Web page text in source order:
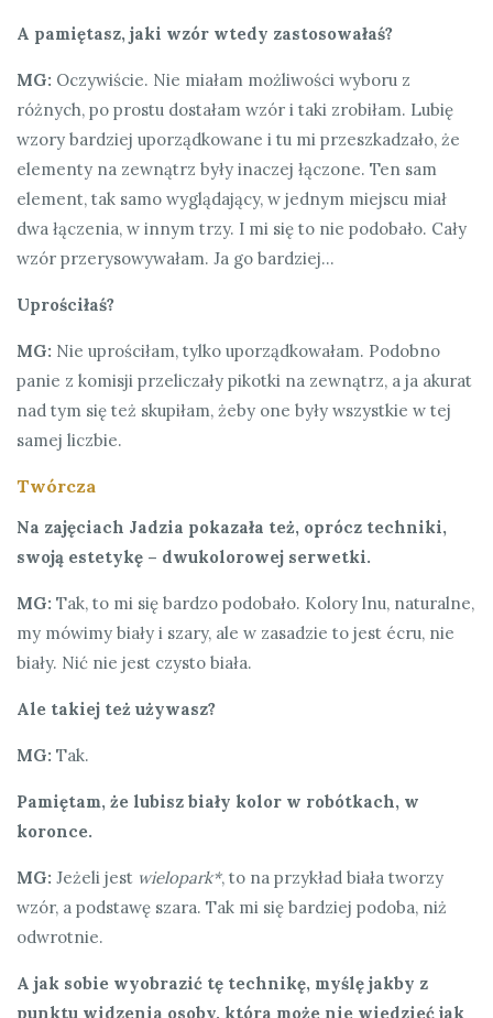
A pamiętasz, jaki wzór wtedy zastosowałaś?
MG: Oczywiście. Nie miałam możliwości wyboru z
różnych, po prostu dostałam wzór i taki zrobiłam. Lubię
wzory bardziej uporządkowane i tu mi przeszkadzało, że
elementy na zewnątrz były inaczej łączone. Ten sam
element, tak samo wyglądający, w jednym miejscu miał
dwa łączenia, w innym trzy. I mi się to nie podobało. Cały
wzór przerysowywałam. Ja go bardziej…
Uprościłaś?
MG: Nie uprościłam, tylko uporządkowałam. Podobno
panie z komisji przeliczały pikotki na zewnątrz, a ja akurat
nad tym się też skupiłam, żeby one były wszystkie w tej
samej liczbie.
Twórcza
Na zajęciach Jadzia pokazała też, oprócz techniki,
swoją estetykę – dwukolorowej serwetki.
MG: Tak, to mi się bardzo podobało. Kolory lnu, naturalne,
my mówimy biały i szary, ale w zasadzie to jest écru, nie
biały. Nić nie jest czysto biała.
Ale takiej też używasz?
MG: Tak.
Pamiętam, że lubisz biały kolor w robótkach, w
koronce.
MG: Jeżeli jest wielopark*, to na przykład biała tworzy
wzór, a podstawę szara. Tak mi się bardziej podoba, niż
odwrotnie.
A jak sobie wyobrazić tę technikę, myślę jakby z
punktu widzenia osoby, która może nie wiedzieć jak